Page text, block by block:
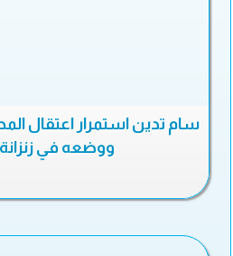
سام تدين استمرار اعتقال
ووضعه في زنزانة